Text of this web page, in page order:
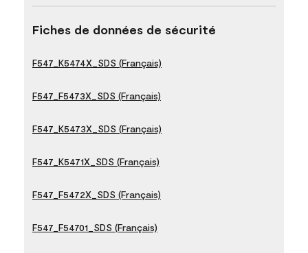
Fiches de données de sécurité
F547_K5474X_SDS (Français)
F547_F5473X_SDS (Français)
F547_K5473X_SDS (Français)
F547_K5471X_SDS (Français)
F547_F5472X_SDS (Français)
F547_F54701_SDS (Français)